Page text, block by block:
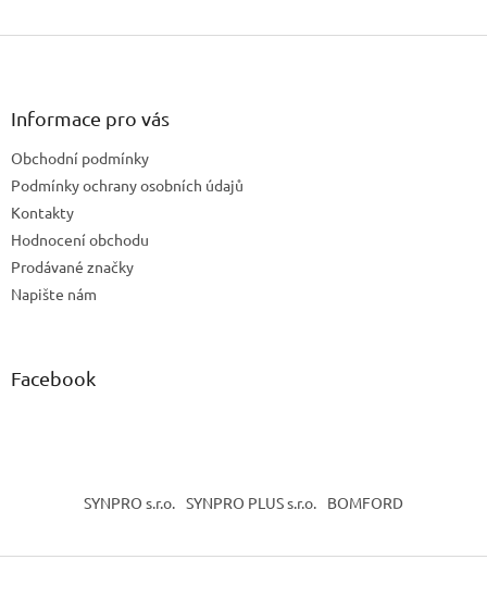
Z
Informace pro vás
Obchodní podmínky
Podmínky ochrany osobních údajů
Kontakty
Hodnocení obchodu
Prodávané značky
Napište nám
Facebook
SYNPRO s.r.o. SYNPRO PLUS s.r.o. BOMFORD